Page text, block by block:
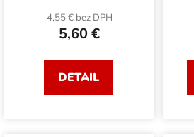
4,55 € bez DPH
5,60 €
DETAIL